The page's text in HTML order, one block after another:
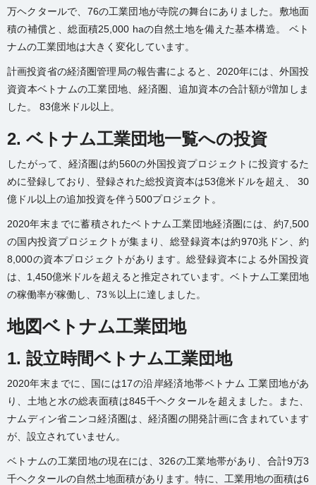
万ヘクタールで、76の工業団地が寺院の舞台にありました。敷地面
積の補償と、総面積25,000 haの自然土地を備えた基本構造。 ベト
ナムの工業団地は大きく変化しています。
計画投資省の経済圏管理局の報告書によると、2020年には、外国投
資資本ベトナムの工業団地、経済圏、追加資本の合計額が増加しま
した。 83億米ドル以上。
2. ベトナム工業団地一覧への投資
したがって、経済圏は約560の外国投資プロジェクトに投資するた
めに登録しており、登録された総投資資本は53億米ドルを超え、 30
億ドル以上の追加投資を伴う500プロジェクト。
2020年末までに蓄積されたベトナム工業団地経済圏には、約7,500
の国内投資プロジェクトが集まり、総登録資本は約970兆ドン、約
8,000の資本プロジェクトがあります。総登録資本による外国投資
は、1,450億米ドルを超えると推定されています。ベトナム工業団地
の稼働率が稼働し、73％以上に達しました。
地図ベトナム工業団地
1. 設立時間ベトナム工業団地
2020年末までに、国には17の沿岸経済地帯ベトナム 工業団地があ
り、土地と水の総表面積は845千ヘクタールを超えました。また、
ナムディン省ニンコ経済圏は、経済圏の開発計画に含まれています
が、設立されていません。
ベトナムの工業団地の現在には、326の工業地帯があり、合計9万3
千ヘクタールの自然土地面積があります。特に、工業用地の面積は6